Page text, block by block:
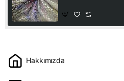
Hakkımızda